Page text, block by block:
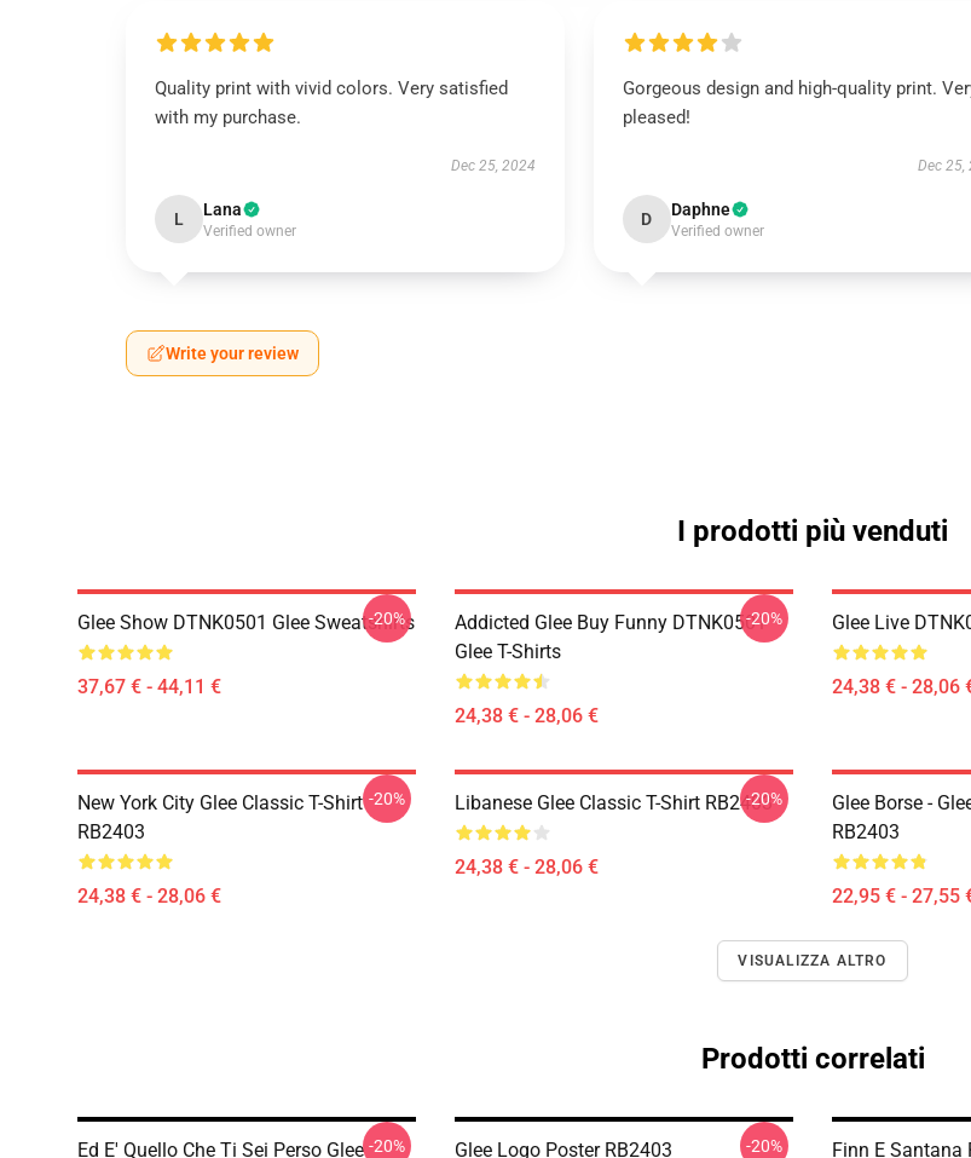
Quality print with vivid colors. Very satisfied
with my purchase.
Dec 25, 2024
L Lana
Verified owner
Gorgeous design and high-quality print.
pleased!
Dec 25,
D Daphne
Verified owner
Write your review
I prodotti più venduti
Glee Show DTNK0501 Glee Sweatshirts
37,67 € - 44,11 €
-20%
Addicted Glee Buy Funny DTNK0501
Glee T-Shirts
24,38 € - 28,06 €
-20% Glee Live
24,38 € - 28,06
New York City Glee Classic T-Shirt
RB2403
24,38 € - 28,06 €
-20% Libanese Glee Classic T-Shirt RB2403
24,38 € - 28,06 €
-20%
Glee Borse -
RB2403
22,95 € - 27,55
VISUALIZZA ALTRO
Prodotti correlati
Ed E' Quello Che Ti Sei Perso Glee -20% Glee Logo Poster RB2403 -20% Finn E Santana